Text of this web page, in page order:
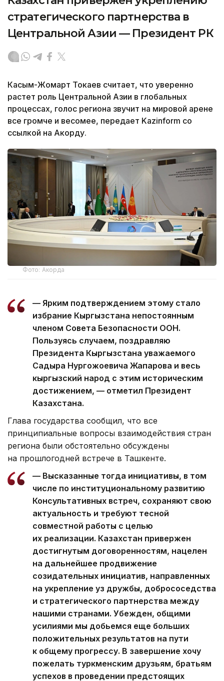
стратегического партнерства в
Центральной Азии — Президент РК
Касым-Жомарт Токаев считает, что уверенно
растет роль Центральной Азии в глобальных
процессах, голос региона звучит на мировой арене
все громче и весомее, передает Kazinform со
ссылкой на Акорду.
Фото: Акорда
— Ярким подтверждением этому стало
избрание Кыргызстана непостоянным
членом Совета Безопасности ООН.
Пользуясь случаем, поздравляю
Президента Кыргызстана уважаемого
Садыра Нургожоевича Жапарова и весь
кыргызский народ с этим историческим
достижением, — отметил Президент
Казахстана.
Глава государства сообщил, что все
принципиальные вопросы взаимодействия стран
региона были обстоятельно обсуждены
на прошлогодней встрече в Ташкенте.
— Высказанные тогда инициативы, в том
числе по институциональному развитию
Консультативных встреч, сохраняют свою
актуальность и требуют тесной
совместной работы с целью
их реализации. Казахстан привержен
достигнутым договоренностям, нацелен
на дальнейшее продвижение
созидательных инициатив, направленных
на укрепление уз дружбы, добрососедства
и стратегического партнерства между
нашими странами. Убежден, общими
усилиями мы добьемся еще больших
положительных результатов на пути
к общему прогрессу. В завершение хочу
пожелать туркменским друзьям, братьям
успехов в проведении предстоящих